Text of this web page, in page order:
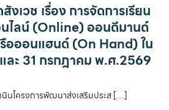
งเวช เรื่อง การจัดการเรียน
ไลน์ (Online) ออนดีมานด์
ออนแฮนด์ (On Hand) ใน
ละ 31 กรกฎาคม พ.ศ.2569
นินโครงการพัฒนาส่งเสริมประส […]